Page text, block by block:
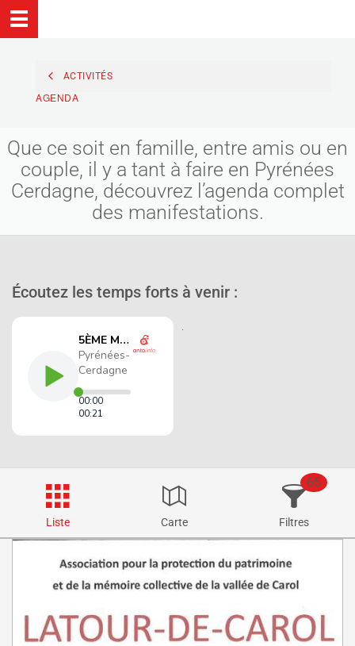
ACTIVITÉS
AGENDA
Que ce soit en famille, entre amis ou en
couple, il y a tant à faire en Pyrénées
Cerdagne, découvrez l’agenda complet
des manifestations.
Écoutez les temps forts à venir :
Liste Carte Filtres
65